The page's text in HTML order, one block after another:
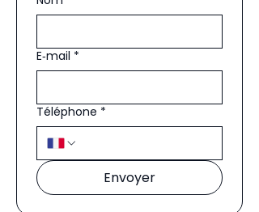
E‑mail *
Téléphone *
Envoyer